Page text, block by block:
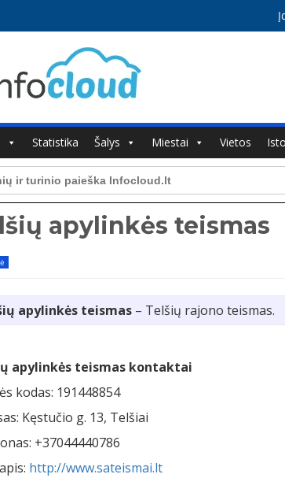
Statistika Šalys Miestai Vietos
apylinkės teismas
apylinkės teismas – Telšių rajono teismas.
apylinkės teismas kontaktai
kodas: 191448854
Kęstučio g. 13, Telšiai
+37044440786
http://www.sateismai.lt